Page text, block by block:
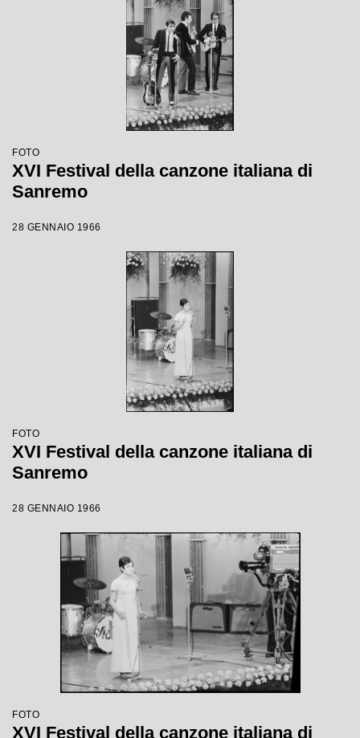
FOTO
XVI Festival della canzone italiana di
Sanremo
28 GENNAIO 1966
FOTO
XVI Festival della canzone italiana di
Sanremo
28 GENNAIO 1966
FOTO
XVI Festival della canzone italiana di